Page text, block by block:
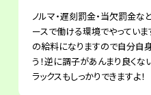
ノルマ・遅刻罰金・当欠罰金
ースで働ける環境でやってい
の給料になりますので自分自
う！逆に調子があんまり良く
ラックスもしっかりできますよ！